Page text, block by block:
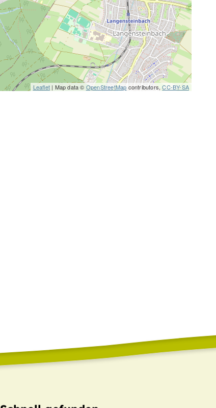
Leaflet| Map data © OpenStreetMap contributors,CC-BY-SA